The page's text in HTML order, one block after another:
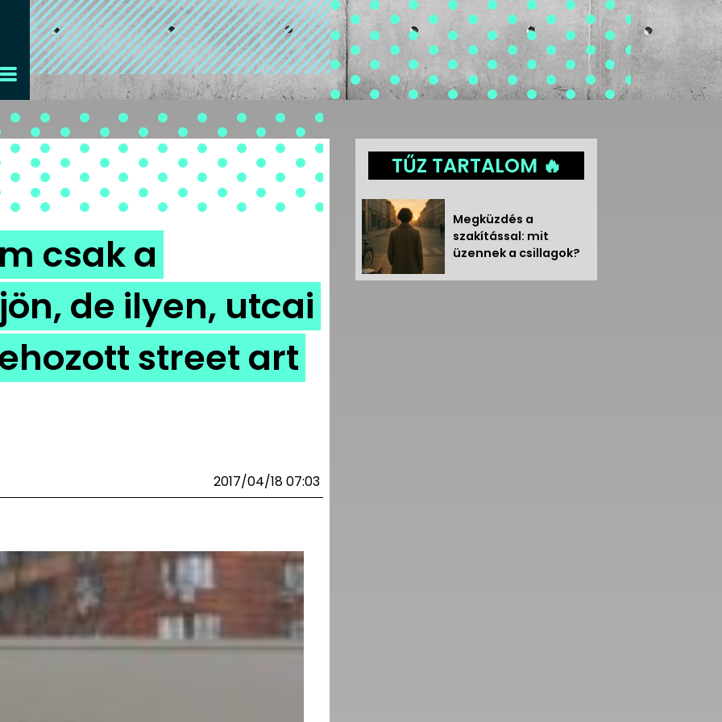
csak a
de ilyen, utcai
street art
2017/04/18 07:03
TŰZ TARTALOM 🔥
Megküzdés a
szakítással: mit
üzennek a csillagok?